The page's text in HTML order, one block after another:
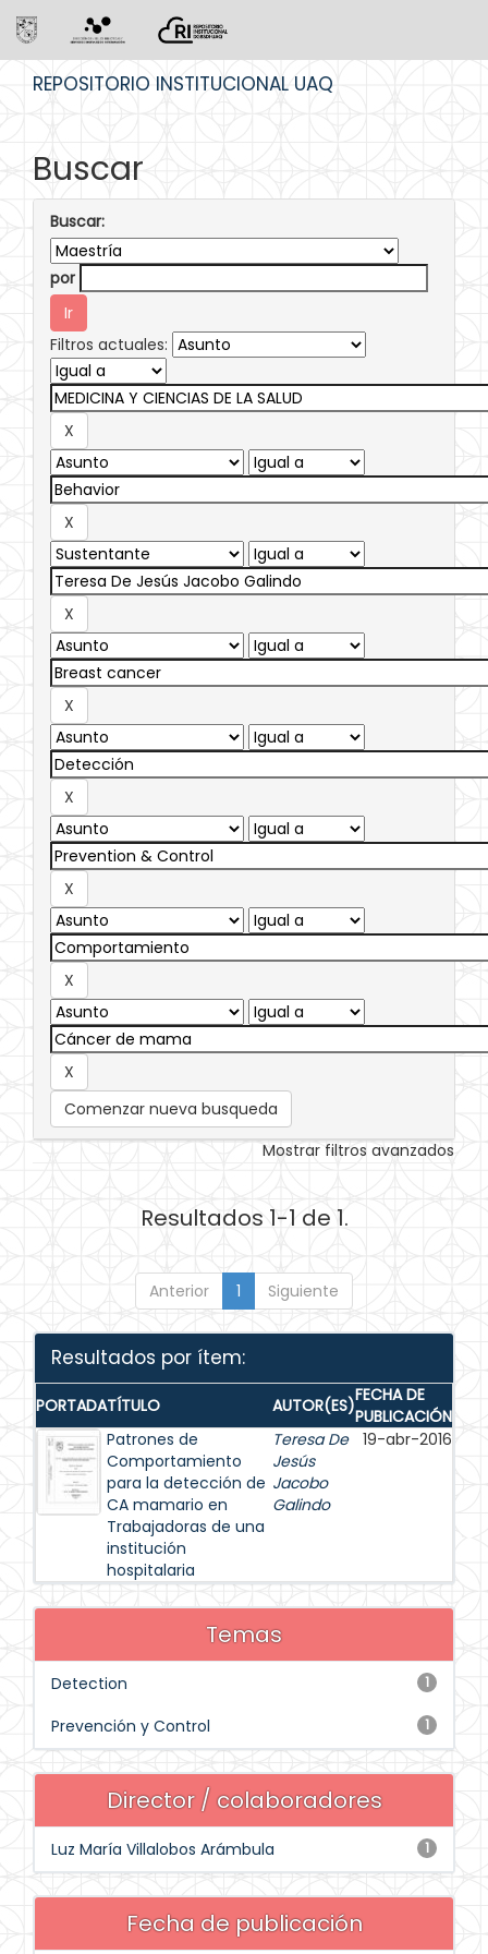
REPOSITORIO INSTITUCIONAL UAQ
Buscar
Buscar:
por
Filtros actuales:
Comenzar nueva busqueda
Mostrar filtros avanzados
Resultados 1-1 de 1.
Anterior 1 Siguiente
Resultados por ítem:
PORTADATÍTULO AUTOR(ES)FECHA DE
PUBLICACIÓN
Patrones de
Comportamiento
para la detección de
CA mamario en
Trabajadoras de una
institución
hospitalaria
Teresa De
Jesús
Jacobo
Galindo
19-abr-2016
Temas
1
Detection
1
Prevención y Control
Director / colaboradores
1
Luz María Villalobos Arámbula
Fecha de publicación